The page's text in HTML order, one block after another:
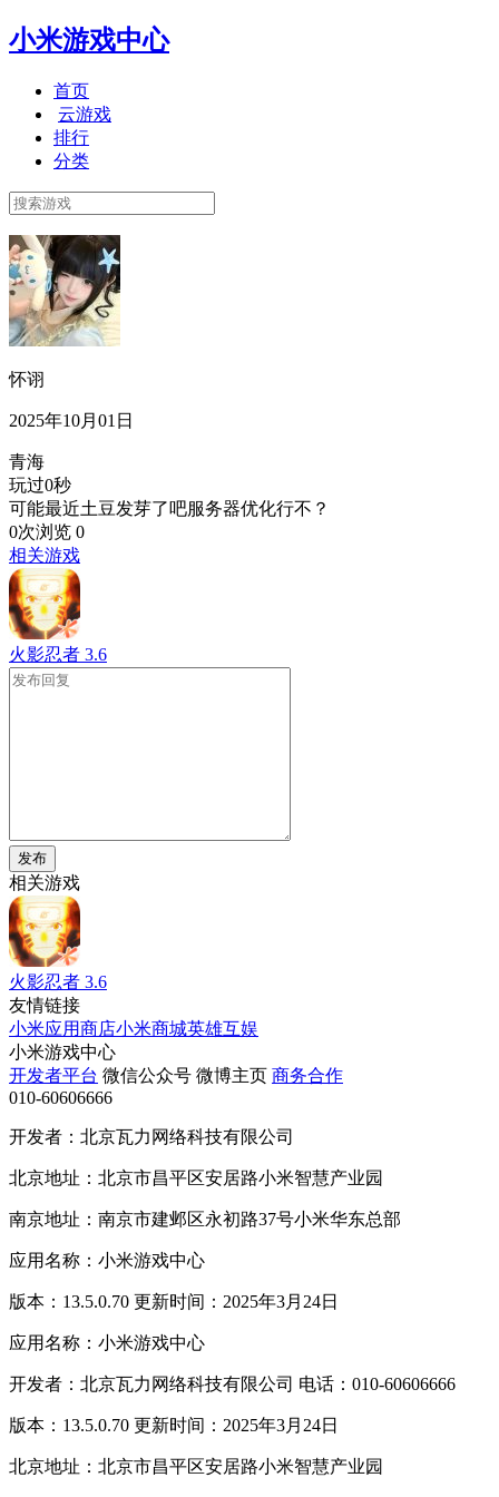
小米游戏中心
首页
云游戏
排行
分类
怀诩
2025年10月01日
青海
玩过0秒
可能最近土豆发芽了吧服务器优化行不？
0次浏览 0
相关游戏
火影忍者 3.6
发布
相关游戏
火影忍者 3.6
友情链接
小米应用商店小米商城英雄互娱
小米游戏中心
开发者平台 微信公众号 微博主页 商务合作
010-60606666
开发者：北京瓦力网络科技有限公司
北京地址：北京市昌平区安居路小米智慧产业园
南京地址：南京市建邺区永初路37号小米华东总部
应用名称：小米游戏中心
版本：13.5.0.70 更新时间：2025年3月24日
应用名称：小米游戏中心
开发者：北京瓦力网络科技有限公司 电话：010-60606666
版本：13.5.0.70 更新时间：2025年3月24日
北京地址：北京市昌平区安居路小米智慧产业园